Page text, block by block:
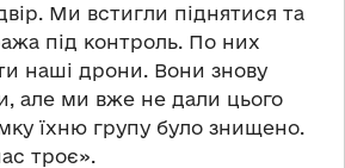
Ми встигли піднятися та
під контроль. По них
наші дрони. Вони знову
але ми вже не дали цього
їхню групу було знищено.
троє».